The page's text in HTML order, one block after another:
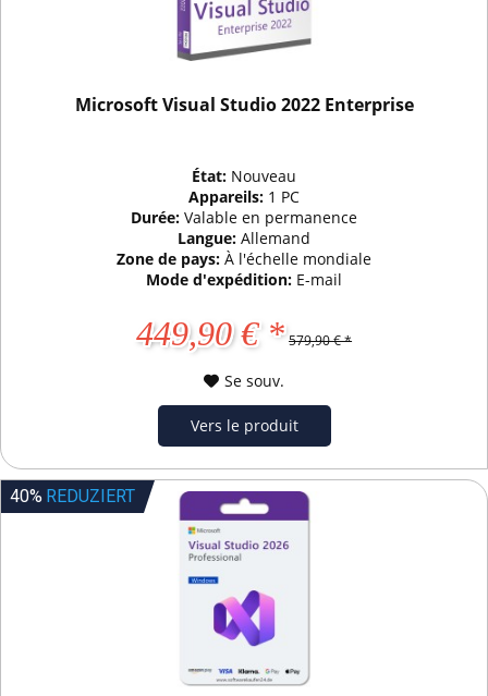
Microsoft Visual Studio 2022 Enterprise
État: Nouveau
Appareils: 1 PC
Durée: Valable en permanence
Langue: Allemand
Zone de pays: À l'échelle mondiale
Mode d'expédition: E-mail
449,90 € * 579,90 € *
Se souv.
Vers le produit
40% REDUZIERT